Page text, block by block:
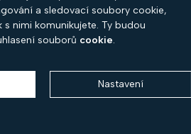
a sledovací soubory cookie,
nimi komunikujete. Ty budou
souborů cookie.
Nastavení
Diamant. Všechna práva vyhrazena.